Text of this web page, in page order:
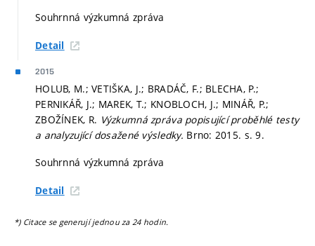
Souhrnná výzkumná zpráva
Detail
2015
HOLUB, M.; VETIŠKA, J.; BRADÁČ, F.; BLECHA, P.;
PERNIKÁŘ, J.; MAREK, T.; KNOBLOCH, J.; MINÁŘ, P.;
ZBOŽÍNEK, R. Výzkumná zpráva popisující proběhlé testy
a analyzující dosažené výsledky. Brno: 2015. s. 9.
Souhrnná výzkumná zpráva
Detail
*) Citace se generují jednou za 24 hodin.